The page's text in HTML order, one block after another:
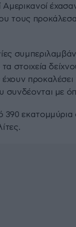
Αμερικανοί
τους
στοιχεία
προκαλέσει
συνδέονται με
390